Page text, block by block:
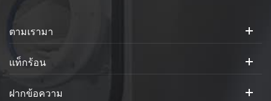
ตามเรามา
แท็กร้อน
ฝากข้อความ